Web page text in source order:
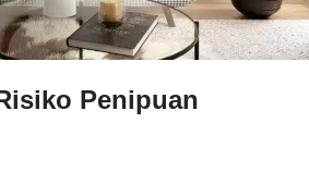
Penipuan